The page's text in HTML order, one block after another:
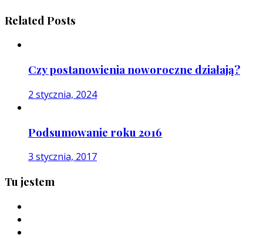
Related Posts
Czy postanowienia noworoczne działają?
2 stycznia, 2024
Podsumowanie roku 2016
3 stycznia, 2017
Tu jestem